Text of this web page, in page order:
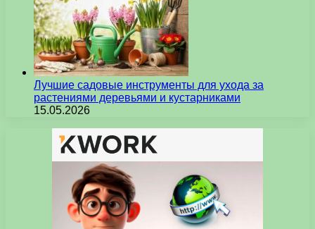
Лучшие садовые инструменты для ухода за
растениями деревьями и кустарниками
15.05.2026